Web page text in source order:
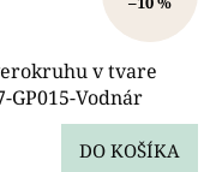
v tvare
GP015-Vodnár
DO KOŠÍKA